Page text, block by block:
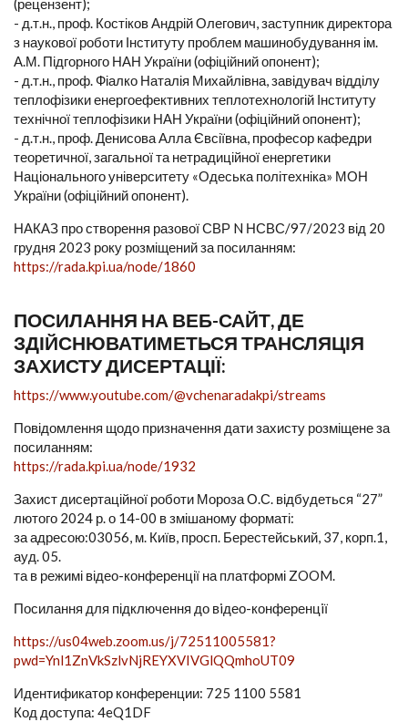
(рецензент);
- д.т.н., проф. Костіков Андрій Олегович, заступник директора
з наукової роботи Інституту проблем машинобудування ім.
А.М. Підгорного НАН України (офіційний опонент);
- д.т.н., проф. Фіалко Наталія Михайлівна, завідувач відділу
теплофізики енергоефективних теплотехнологій Інституту
технічної теплофізики НАН України (офіційний опонент);
- д.т.н., проф. Денисова Алла Євсіївна, професор кафедри
теоретичної, загальної та нетрадиційної енергетики
Національного університету «Одеська політехніка» МОН
України (офіційний опонент).
НАКАЗ про створення разової СВР N НСВС/97/2023 від 20
грудня 2023 року розміщений за посиланням:
https://rada.kpi.ua/node/1860
ПОСИЛАННЯ НА ВЕБ-САЙТ, ДЕ
ЗДІЙСНЮВАТИМЕТЬСЯ ТРАНСЛЯЦІЯ
ЗАХИСТУ ДИСЕРТАЦІЇ:
https://www.youtube.com/@vchenaradakpi/streams
Повідомлення щодо призначення дати захисту розміщене за
посиланням:
https://rada.kpi.ua/node/1932
Захист дисертаційної роботи Мороза О.С. відбудеться “27”
лютого 2024 р. о 14-00 в змішаному форматі:
за адресою:03056, м. Київ, просп. Берестейський, 37, корп.1,
ауд. 05.
та в режимі відео-конференції на платформі ZOOM.
Посилання для підключення до вiдео-конференцiї
https://us04web.zoom.us/j/72511005581?
pwd=Ynl1ZnVkSzlvNjREYXVIVGlQQmhoUT09
Идентификатор конференции: 725 1100 5581
Код доступа: 4eQ1DF